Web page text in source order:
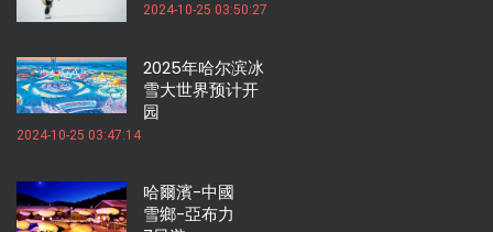
2024-10-25 03:50:27
2025年哈尔滨冰
雪大世界预计开
园
2024-10-25 03:47:14
哈爾濱-中國
雪鄉-亞布力